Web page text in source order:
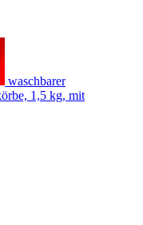
waschbarer
1,5 kg, mit